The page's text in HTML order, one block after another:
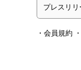
プレスリリ
・会員規約